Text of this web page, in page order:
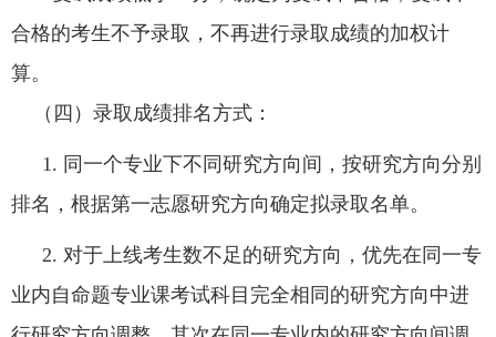
合格的考生不予录取，不再进行录取成绩的加权计
算。
（四）录取成绩排名方式：
1. 同一个专业下不同研究方向间，按研究方向分别
排名，根据第一志愿研究方向确定拟录取名单。
2. 对于上线考生数不足的研究方向，优先在同一专
业内自命题专业课考试科目完全相同的研究方向中进